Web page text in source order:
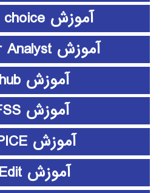
آموزش expert choice
آموزش Frontier Analyst
آموزش github
آموزش HFSS
آموزش HSPICE
آموزش L-Edit